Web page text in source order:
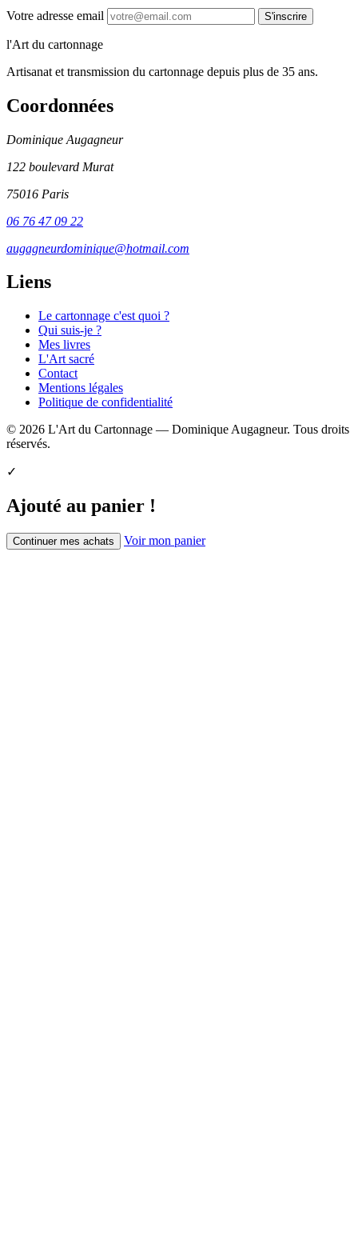
Votre adresse email S'inscrire
l'Art du cartonnage
Artisanat et transmission du cartonnage depuis plus de 35 ans.
Coordonnées
Dominique Augagneur
122 boulevard Murat
75016 Paris
06 76 47 09 22
augagneurdominique@hotmail.com
Liens
Le cartonnage c'est quoi ?
Qui suis-je ?
Mes livres
L'Art sacré
Contact
Mentions légales
Politique de confidentialité
© 2026 L'Art du Cartonnage — Dominique Augagneur. Tous droits
réservés.
✓
Ajouté au panier !
Continuer mes achats Voir mon panier